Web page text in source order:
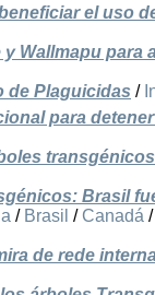
el uso
Wallmapu para
de Plaguicidas /
para
Brasil
/ Brasil / Canadá
de rede